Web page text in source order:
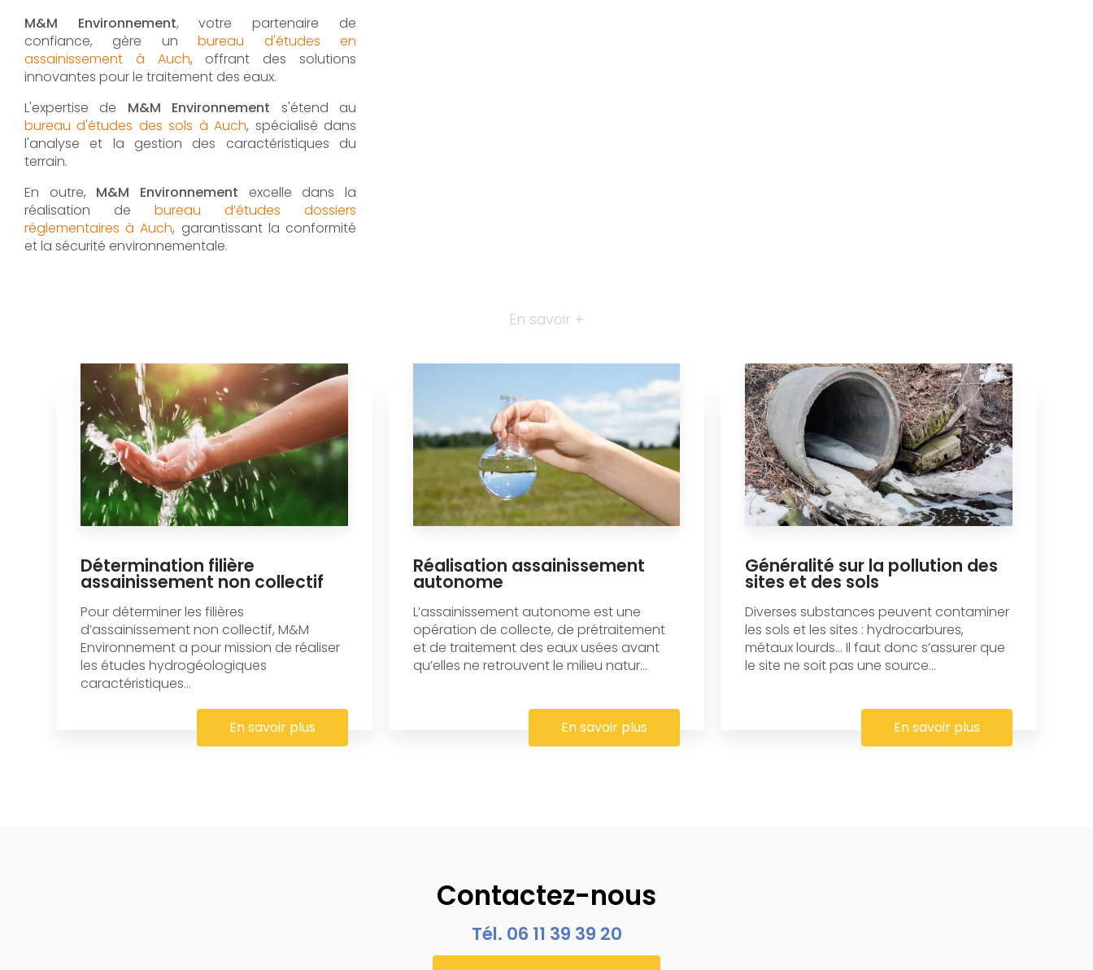
M&M Environnement, votre partenaire de
confiance, gère unbureau d'études en
assainissement à Auch, offrant des solutions
innovantes pour le traitement des eaux.
L'expertise de M&M Environnement s'étend au
bureau d'études des sols à Auch, spécialisé dans
l'analyse et la gestion des caractéristiques du
terrain.
En outre, M&M Environnement excelle dans la
réalisation de bureau d’études dossiers
réglementaires à Auch, garantissant la conformité
et la sécurité environnementale.
En savoir +
Détermination filière
assainissement non collectif
Pour déterminer les filières
d’assainissement non collectif, M&M
Environnement a pour mission de réaliser
les études hydrogéologiques
caractéristiques...
En savoir plus
Réalisation assainissement
autonome
L’assainissement autonome est une
opération de collecte, de prétraitement
et de traitement des eaux usées avant
qu’elles ne retrouvent le milieu natur...
En savoir plus
Généralité sur la pollution des
sites et des sols
Diverses substances peuvent contaminer
les sols et les sites : hydrocarbures,
métaux lourds… Il faut donc s’assurer que
le site ne soit pas une source...
En savoir plus
Contactez-nous
Tél. 06 11 39 39 20